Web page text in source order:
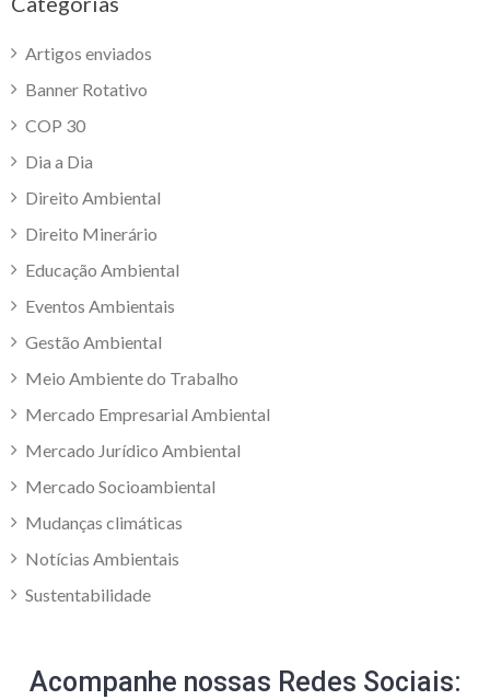
Artigos enviados
Banner Rotativo
COP 30
Dia a Dia
Direito Ambiental
Direito Minerário
Educação Ambiental
Eventos Ambientais
Gestão Ambiental
Meio Ambiente do Trabalho
Mercado Empresarial Ambiental
Mercado Jurídico Ambiental
Mercado Socioambiental
Mudanças climáticas
Notícias Ambientais
Sustentabilidade
Acompanhe nossas Redes Sociais: